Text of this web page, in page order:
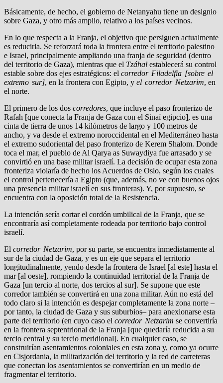
Básicamente, de hecho, el gobierno de Netanyahu tiene un designio
sobre Gaza, y otro más amplio, relativo a los países vecinos.
En lo que respecta a la Franja, el objetivo que persiguen actualmente
es reducirla. Se reforzará toda la frontera entre el territorio palestino
e Israel, principalmente ampliando una franja de seguridad (dentro
del territorio de Gaza), mientras que el Tzáhal establecerá su control
estable sobre dos ejes estratégicos: el corredor Filadelfia [sobre el
extremo sur], en la frontera con Egipto, y el corredor Netzarim, en
el norte.
El primero de los dos corredores, que incluye el paso fronterizo de
Rafah [que conecta la Franja de Gaza con el Sinaí egipcio], es una
cinta de tierra de unos 14 kilómetros de largo y 100 metros de
ancho, y va desde el extremo noroccidental en el Mediterráneo hasta
el extremo sudoriental del paso fronterizo de Kerem Shalom. Donde
toca el mar, el pueblo de Al Qarya as Suwaydiya fue arrasado y se
convirtió en una base militar israelí. La decisión de ocupar esta zona
fronteriza violaría de hecho los Acuerdos de Oslo, según los cuales
el control pertenecería a Egipto (que, además, no ve con buenos ojos
una presencia militar israelí en sus fronteras). Y, por supuesto, se
encuentra con la oposición total de la Resistencia.
La intención sería cortar el cordón umbilical de la Franja, que se
encontraría así completamente rodeada por territorio bajo control
israelí.
El corredor Netzarim, por su parte, se encuentra inmediatamente al
sur de la ciudad de Gaza, y es un eje que separa el territorio
longitudinalmente, yendo desde la frontera de Israel [al este] hasta el
mar [al oeste], rompiendo la continuidad territorial de la Franja de
Gaza [un tercio al norte, dos tercios al sur]. Se supone que este
corredor también se convertirá en una zona militar. Aún no está del
todo claro si la intención es despejar completamente la zona norte –
por tanto, la ciudad de Gaza y sus suburbios– para anexionarse esta
parte del territorio (en cuyo caso el corredor Netzarim se convertiría
en la frontera septentrional de la Franja [que quedaría reducida a su
tercio central y su tercio meridional]. En cualquier caso, se
construirían asentamientos coloniales en esta zona y, como ya ocurre
en Cisjordania, la militarización del territorio y la red de carreteras
que conectan los asentamientos se convertirían en un medio de
fragmentar el territorio.